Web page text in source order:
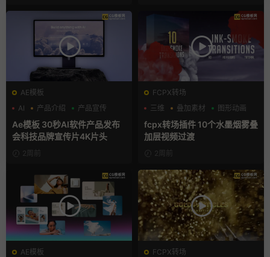
AE模板
AI
产品介绍 产品宣传
Ae模板 30秒AI软件产品发布
会科技品牌宣传片4K片头
2周前
FCPX转场
三维
叠加素材 图形动画
fcpx转场插件 10个水墨烟雾叠
加层视频过渡
2周前
AE模板
FCPX转场